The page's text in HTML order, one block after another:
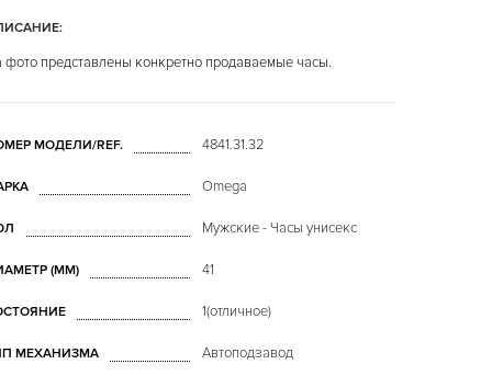
фото представлены конкретно продаваемые часы.
МОДЕЛИ/REF. 4841.31.32
Omega
Мужские - Часы унисекс
(MM) 41
1(отличное)
МЕХАНИЗМА Автоподзавод